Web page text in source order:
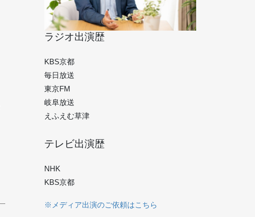
ラジオ出演歴
KBS京都
毎日放送
東京FM
岐阜放送
えふえむ草津
テレビ出演歴
NHK
KBS京都
※メディア出演のご依頼はこちら